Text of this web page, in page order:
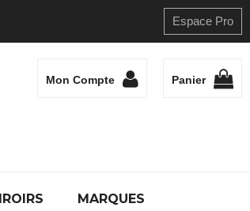
Espace Pro
Mon Compte Panier
MARQUES